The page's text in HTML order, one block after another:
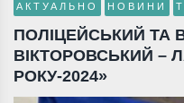
АКТУАЛЬНО НОВИНИ
ПОЛІЦЕЙСЬКИЙ ТА
ВІКТОРОВСЬКИЙ –
РОКУ-2024»